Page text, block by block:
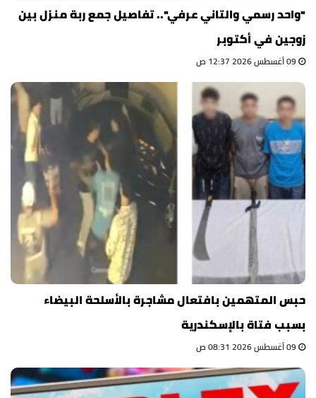
"واحد رسمي والتاني عرفي".. تفاصيل جمع ربة منزل بين
زوجين في أكتوبر
حبس المتهمين بافتعال مشاجرة بالأسلحة البيضاء
بسبب فتاة بالإسكندرية